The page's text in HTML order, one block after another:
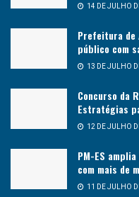
14 DE JULHO
Prefeitura de
público com
13 DE JULHO
Concurso da
Estratégias
12 DE JULHO
PM-ES
com mais de
11 DE JULHO